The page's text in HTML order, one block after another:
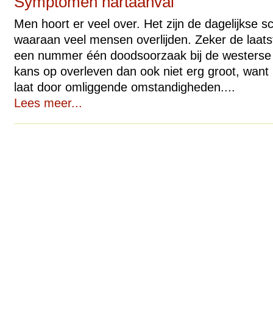
Men hoort er veel over. Het zijn de dagelijkse
waaraan veel mensen overlijden. Zeker de
een nummer één doodsoorzaak bij de
kans op overleven dan ook niet erg groot,
laat door omliggende omstandigheden....
Lees meer...